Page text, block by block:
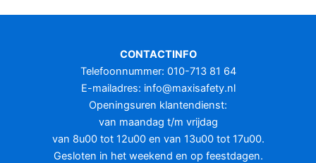
CONTACTINFO
Telefoonnummer: 010-713 81 64
E-mailadres: info@maxisafety.nl
Openingsuren klantendienst:
van maandag t/m vrijdag
van 8u00 tot 12u00 en van 13u00 tot 17u00.
Gesloten in het weekend en op feestdagen.